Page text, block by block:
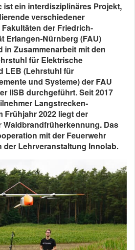
ist ein interdisziplinäres Projekt,
verschiedener
der Friedrich-
Erlangen-Nürnberg (FAU)
in Zusammenarbeit mit den
für Elektrische
LEB (Lehrstuhl für
und Systeme) der FAU
IISB durchgeführt. Seit 2017
Langstrecken-
Frühjahr 2022 liegt der
Das
mit der Feuerwehr
der Lehrveranstaltung Innolab.